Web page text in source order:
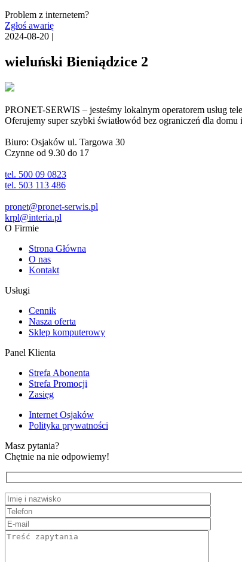
Problem z internetem?
Zgłoś awarię
2024-08-20 |
wieluński Bieniądzice 2
PRONET-SERWIS – jesteśmy lokalnym operatorem usług
Oferujemy super szybki światłowód bez ograniczeń dla
Biuro: Osjaków ul. Targowa 30
Czynne od 9.30 do 17
tel. 500 09 0823
tel. 503 113 486
pronet@pronet-serwis.pl
krpl@interia.pl
O Firmie
Strona Główna
O nas
Kontakt
Usługi
Cennik
Nasza oferta
Sklep komputerowy
Panel Klienta
Strefa Abonenta
Strefa Promocji
Zasięg
Internet Osjaków
Polityka prywatności
Masz pytania?
Chętnie na nie odpowiemy!